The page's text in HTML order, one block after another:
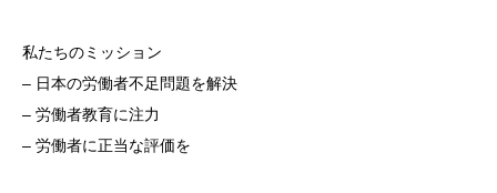
私たちのミッション
– 日本の労働者不足問題を解決
– 労働者教育に注力
– 労働者に正当な評価を